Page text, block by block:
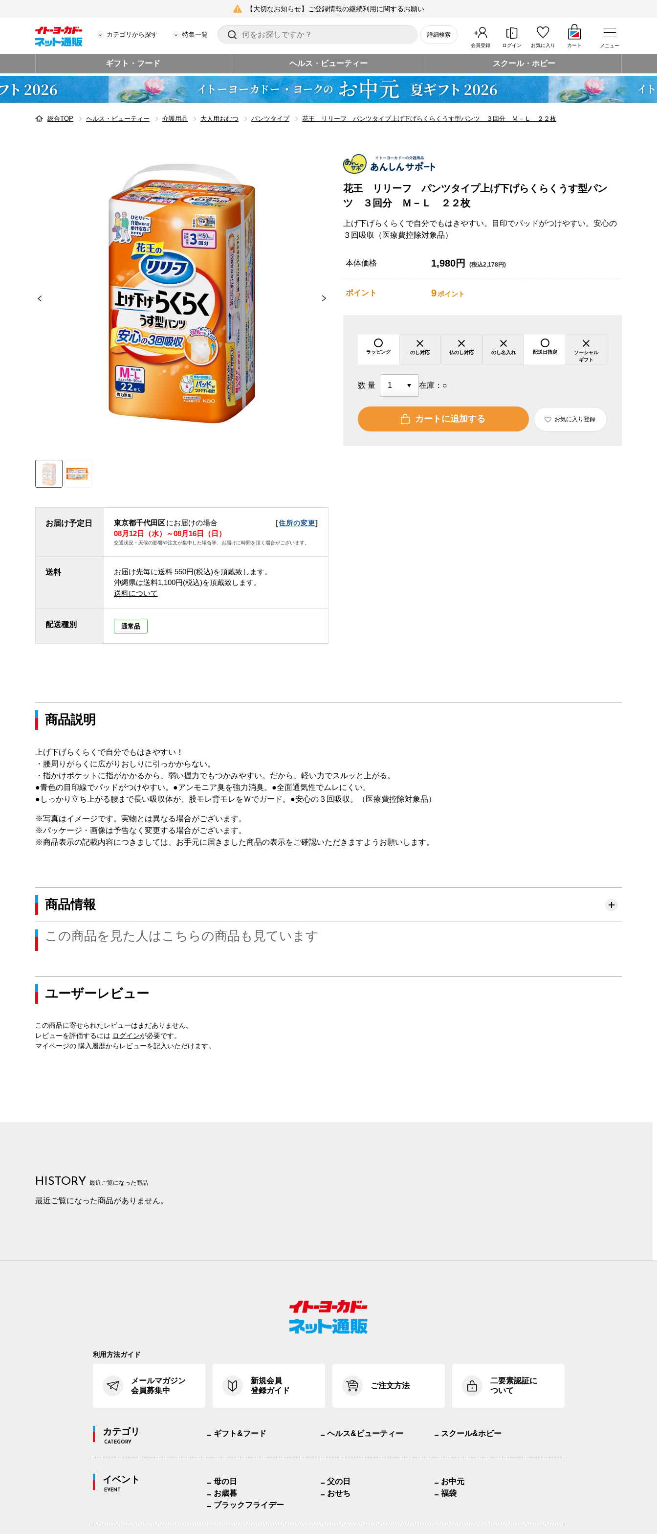
【大切なお知らせ】ご登録情報の継続利用に関するお願い
カテゴリから探す 特集一覧 詳細検索
会員登録 ログイン お気に入り カート メニュー
ギフト・フード ヘルス・ビューティー スクール・ホビー
総合TOP ヘルス・ビューティー 介護用品 大人用おむつ パンツタイプ 花王 リリーフ パンツタイプ上げ下げらくらくうす型パンツ ３回分 Ｍ－Ｌ ２２枚
お届け予定日 東京都千代田区にお届けの場合 [住所の変更]
08月12日（水）～08月16日（日）
交通状況・天候の影響や注文が集中した場合等、お届けに時間を頂く場合がございます。
送料 お届け先毎に送料 550円(税込)を頂戴致します。
沖縄県は送料1,100円(税込)を頂戴致します。
送料について
配送種別 通常品
花王 リリーフ パンツタイプ上げ下げらくらくうす型パン
ツ ３回分 Ｍ－Ｌ ２２枚
上げ下げらくらくで自分でもはきやすい。目印でパッドがつけやすい。安心の
３回吸収（医療費控除対象品）
本体価格 1,980円 (税込2,178円)
ポイント 9ポイント
ラッピング のし対応 仏のし対応 のし名入れ 配送日指定
ソーシャル
ギフト
数量 在庫： ○
カートに追加する お気に入り登録
商品説明
上げ下げらくらくで自分でもはきやすい！
・腰周りがらくに広がりおしりに引っかからない。
・指かけポケットに指がかかるから、弱い握力でもつかみやすい。だから、軽い力でスルッと上がる。
●青色の目印線でパッドがつけやすい。●アンモニア臭を強力消臭。●全面通気性でムレにくい。
●しっかり立ち上がる腰まで長い吸収体が、股モレ背モレをＷでガード。●安心の３回吸収。（医療費控除対象品）
※写真はイメージです。実物とは異なる場合がございます。
※パッケージ・画像は予告なく変更する場合がございます。
※商品表示の記載内容につきましては、お手元に届きました商品の表示をご確認いただきますようお願いします。
商品情報
この商品を見た人はこちらの商品も見ています
ユーザーレビュー
この商品に寄せられたレビューはまだありません。
レビューを評価するには ログインが必要です。
マイページの 購入履歴からレビューを記入いただけます。
HISTORY 最近ご覧になった商品
最近ご覧になった商品がありません。
利用方法ガイド
メールマガジン
会員募集中
新規会員
登録ガイド
ご注文方法
二要素認証に
ついて
カテゴリ
CATEGORY
ギフト&フード ヘルス&ビューティー スクール&ホビー
イベント
EVENT
母の日 父の日
お中元
お歳暮
おせち
福袋
ブラックフライデー